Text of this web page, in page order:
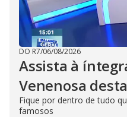
DO R7/06/08/2026
Assista à
Venenosa
Fique por dentro de tudo
famosos